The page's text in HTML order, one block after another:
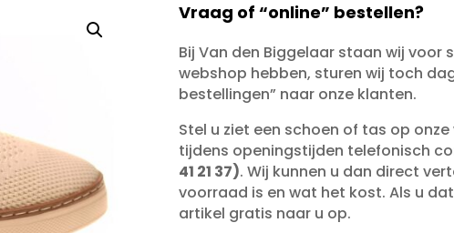
Vraag of “online” bestellen?
Bij Van den Biggelaar staan wij voor
webshop hebben, sturen wij toch
bestellingen” naar onze klanten.
Stel u ziet een schoen of tas op
tijdens openingstijden telefonisch
41 21 37). Wij kunnen u dan direct
voorraad is en wat het kost. Als u
artikel gratis naar u op.